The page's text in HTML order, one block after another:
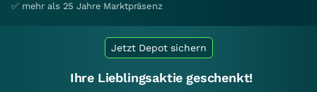
✅ mehr als 25 Jahre Marktpräsenz
Jetzt Depot sichern
Ihre Lieblingsaktie geschenkt!